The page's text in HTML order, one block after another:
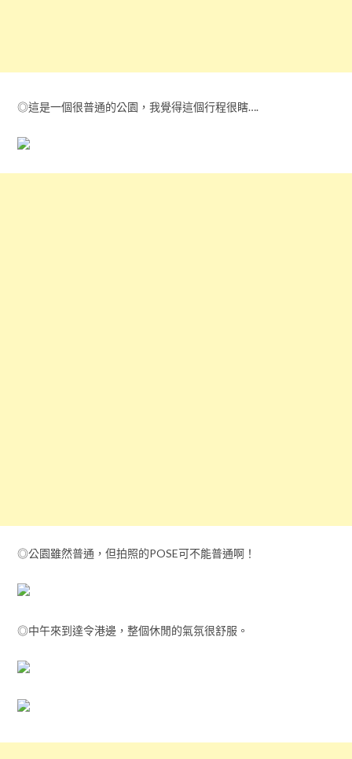
◎這是一個很普通的公園，我覺得這個行程很瞎….
◎公園雖然普通，但拍照的POSE可不能普通啊！
◎中午來到達令港邊，整個休閒的氣氛很舒服。